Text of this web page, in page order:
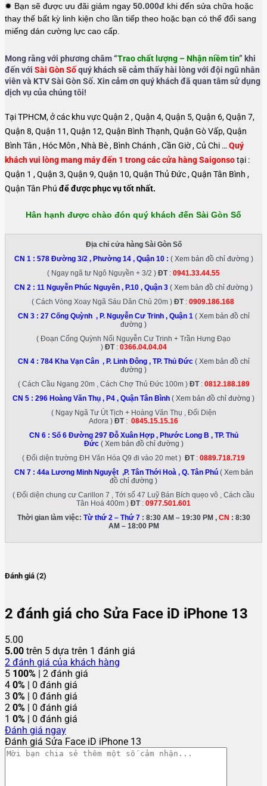
✹ Bạn sẽ được ưu đãi giảm ngay 50.000đ khi đến sửa chữa hoặc
thay thế bất kỳ linh kiện cho lần tiếp theo hoặc bạn có thể đổi sang
miếng dán cường lực cao cấp.
Mong rằng với phương châm “Trao chất lượng – Nhận niềm tin” khi
đến với Sài Gòn Sốquý khách sẽ cảm thấy hài lòng với đội ngũ nhân
viên và KTV Sài Gòn Số. Xin cảm ơn quý khách đã quan tâm sử dụng
dịch vụ của chúng tôi!
Tại TPHCM, ở các khu vực Quận 2 , Quận 4, Quận 5, Quận 6, Quận 7,
Quận 8, Quận 11, Quận 12, Quận Bình Thạnh, Quận Gò Vấp, Quận
Bình Tân , Hóc Môn , Nhà Bè , Bình Chánh , Cần Giờ , Củ Chi …Quý
khách vui lòng mang máy đến 1 trong các cửa hàng Saigonsotại :
Quận 1 , Quận 3, Quận 9, Quận 10, Quận Thủ Đức , Quận Tân Bình ,
Quận Tân Phú để được phục vụ tốt nhất.
Hân hạnh được chào đón quý khách đến Sài Gòn Số
Địa chỉ cửa hàng Sài Gòn Số
CN 1 : 578 Đường 3/2 , Phường 14 , Quận 10: ( Xem bản đồ chỉ đường )
( Ngay ngã tư Ngô Nguyền + 3/2 ) ĐT: 0941.33.44.55
CN 2 : 11 Nguyễn Phúc Nguyên , P.10 , Quận 3 ( Xem bản đồ chỉ đường )
( Cách Vòng Xoay Ngã Sáu Dân Chủ 20m ) ĐT: 0909.186.168
CN 3 : 27 Cống Quỳnh , P. Nguyễn Cư Trinh , Quận 1 ( Xem bản đồ chỉ
đường )
( Đoạn Cống Quỳnh Nối Nguyễn Cư Trinh + Trần Hưng Đạo
) ĐT: 0366.04.04.04
CN 4 : 784 Kha Vạn Cân , P. Linh Đông , TP. Thủ Đức( Xem bản đồ chỉ
đường )
( Cách Cầu Ngang 20m , Cách Chợ Thủ Đức 100m ) ĐT: 0812.188.189
CN 5 : 296 Hoàng Văn Thụ , P4 , Quận Tân Bình ( Xem bản đồ chỉ đường )
( Ngay Ngã Tư Út Tịch + Hoàng Văn Thụ , Đối Diện
Adora ) ĐT: 0845.15.15.16
CN 6 : Số 6 Đường 297 Đỗ Xuân Hợp , Phước Long B , TP. Thủ
Đức ( Xem bản đồ chỉ đường )
( Đối diện trường ĐH Văn Hóa Q9 đi vào 20 met ) ĐT: 0889.718.719
CN 7 : 44a Lương Minh Nguyệt ,P. Tân Thới Hoà , Q. Tân Phú ( Xem bản
đồ chỉ đường )
( Đối diện chung cư Carillon 7 , Tới số 47 Luỹ Bán Bích quẹo vô , Cách cầu
Tân Hoá 400m ) ĐT: 0977.501.601
Thời gian làm việc: Từ thứ 2 – Thứ 7: 8:30 AM – 19:30 PM , CN : 8:30
AM – 18:00 PM
Đánh giá (2)
2 đánh giá cho Sửa Face iD iPhone 13
5.00
5.00 trên 5 dựa trên 1 đánh giá
2 đánh giá của khách hàng
5 100% | 2 đánh giá
4 0% | 0 đánh giá
3 0% | 0 đánh giá
2 0% | 0 đánh giá
1 0% | 0 đánh giá
Đánh giá ngay
Đánh giá Sửa Face iD iPhone 13